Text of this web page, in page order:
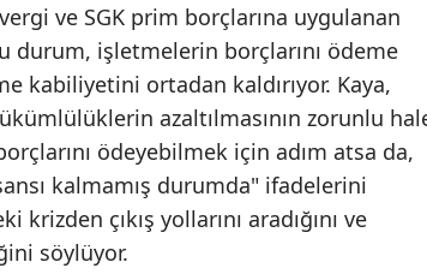
ve SGK prim borçlarına uygulanan
durum, işletmelerin borçlarını ödeme
kabiliyetini ortadan kaldırıyor. Kaya,
azaltılmasının zorunlu
ödeyebilmek için adım atsa da,
kalmamış durumda" ifadelerini
çıkış yollarını aradığını ve
söylüyor.